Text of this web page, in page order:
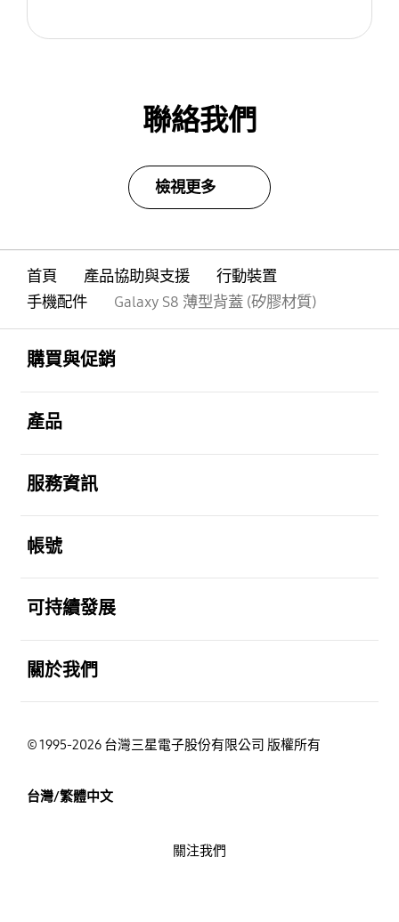
聯絡我們
檢視更多
首頁 產品協助與支援
行動裝置
手機配件
Galaxy S8 薄型背蓋 (矽膠材質)
購買與促銷
產品
服務資訊
帳號
可持續發展
關於我們
© 1995-2026 台灣三星電子股份有限公司 版權所有
台灣/繁體中文
關注我們